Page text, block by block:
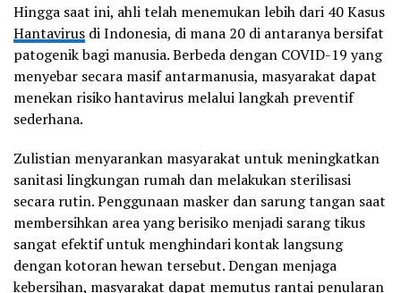
Hingga saat ini, ahli telah menemukan lebih dari 40 Kasus
Hantavirus di Indonesia, di mana 20 di antaranya bersifat
patogenik bagi manusia. Berbeda dengan COVID-19 yang
menyebar secara masif antarmanusia, masyarakat dapat
menekan risiko hantavirus melalui langkah preventif
sederhana.
Zulistian menyarankan masyarakat untuk meningkatkan
sanitasi lingkungan rumah dan melakukan sterilisasi
secara rutin. Penggunaan masker dan sarung tangan saat
membersihkan area yang berisiko menjadi sarang tikus
sangat efektif untuk menghindari kontak langsung
dengan kotoran hewan tersebut. Dengan menjaga
kebersihan, masyarakat dapat memutus rantai penularan